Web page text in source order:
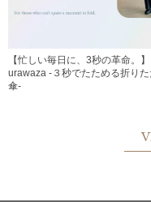
【忙しい毎日に、3秒の革命。】
urawaza -３秒でたためる折り
傘-